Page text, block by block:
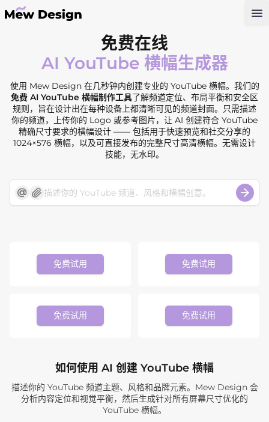
免费在线
AI YouTube 横幅生成器
使用 Mew Design 在几秒钟内创建专业的 YouTube 横幅。我们的
免费 AI YouTube 横幅制作工具了解频道定位、布局平衡和安全区
规则，旨在设计出在每种设备上都清晰可见的频道封面。只需描述
你的频道，上传你的 Logo 或参考图片，让 AI 创建符合 YouTube
精确尺寸要求的横幅设计 —— 包括用于快速预览和社交分享的
1024×576 横幅，以及可直接发布的完整尺寸高清横幅。无需设计
技能，无水印。
免费试用 免费试用
免费试用 免费试用
如何使用 AI 创建 YouTube 横幅
描述你的 YouTube 频道主题、风格和品牌元素。Mew Design 会
分析内容定位和视觉平衡，然后生成针对所有屏幕尺寸优化的
YouTube 横幅。